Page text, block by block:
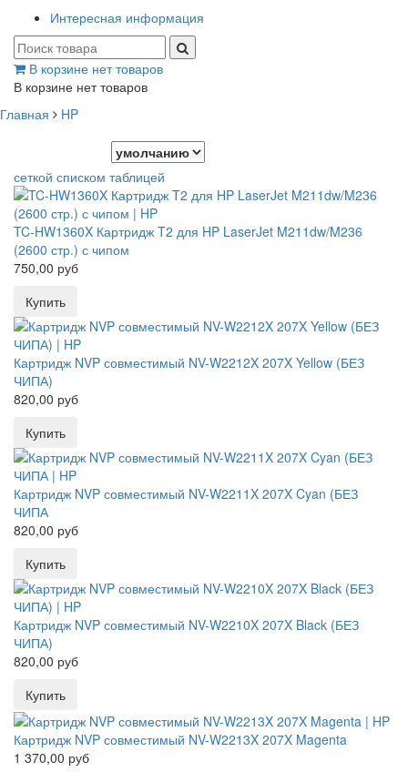
Интересная информация
В корзине нет товаров
В корзине нет товаров
Главная
HP
сеткой списком таблицей
TC-HW1360X Картридж T2 для HP LaserJet M211dw/M236
(2600 стр.) с чипом
750,00 руб
Картридж NVP совместимый NV-W2212X 207X Yellow (БЕЗ
ЧИПА)
820,00 руб
Картридж NVP совместимый NV-W2211X 207X Cyan (БЕЗ
ЧИПА
820,00 руб
Картридж NVP совместимый NV-W2210X 207X Black (БЕЗ
ЧИПА)
820,00 руб
Картридж NVP совместимый NV-W2213X 207X Magenta
1 370,00 руб